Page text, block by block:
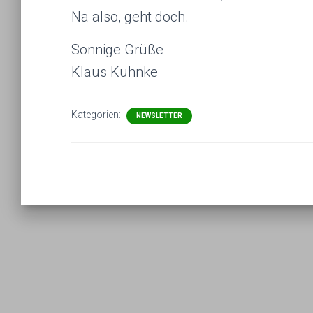
Na also, geht doch.
Sonnige Grüße
Klaus Kuhnke
Kategorien: NEWSLETTER